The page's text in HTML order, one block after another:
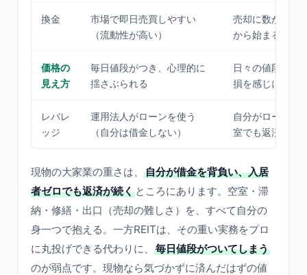
換金
市場で即日売買しやすい
（流動性が高い）
売却に数か月。
から始まる
価格の
見え方
毎日値段がつき、心理的に
揺さぶられる
日々の値段は見
損を感じにくい
レバレ
ッジ
運用法人がローンを使う
（自分は借金しない）
自分がローンを
室でも返済が続
現物の大家業の重さは、
自分が借金を背負い、入居
者ゼロでも返済が続く ところにあります。空室・滞
納・修繕・出口（売却の難しさ）を、すべて自分の
身一つで抱える。一方REITは、その重い実務をプロ
に丸投げできる代わりに、
毎日値段がついてしまう
のが弱点です。現物なら気づかずに済んだはずの値